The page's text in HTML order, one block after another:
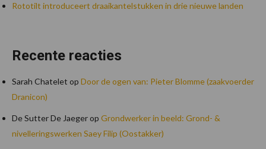
Rototilt introduceert draaikantelstukken in drie nieuwe landen
Recente reacties
Sarah Chatelet op Door de ogen van: Pieter Blomme (zaakvoerder
Dranicon)
De Sutter De Jaegerop Grondwerker in beeld: Grond- &
nivelleringswerken Saey Filip (Oostakker)